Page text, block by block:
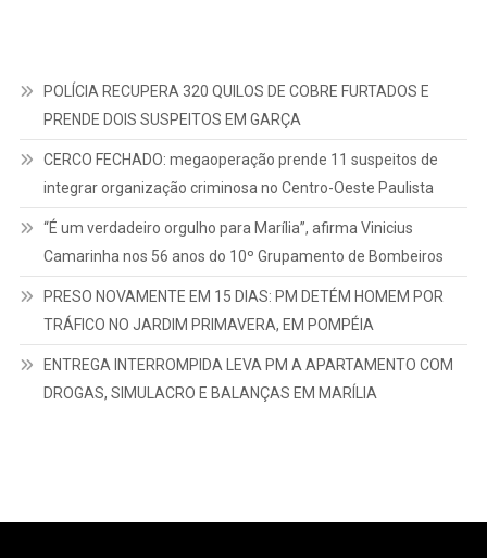
POLÍCIA RECUPERA 320 QUILOS DE COBRE FURTADOS E
PRENDE DOIS SUSPEITOS EM GARÇA
CERCO FECHADO: megaoperação prende 11 suspeitos de
integrar organização criminosa no Centro-Oeste Paulista
“É um verdadeiro orgulho para Marília”, afirma Vinicius
Camarinha nos 56 anos do 10º Grupamento de Bombeiros
PRESO NOVAMENTE EM 15 DIAS: PM DETÉM HOMEM POR
TRÁFICO NO JARDIM PRIMAVERA, EM POMPÉIA
ENTREGA INTERROMPIDA LEVA PM A APARTAMENTO COM
DROGAS, SIMULACRO E BALANÇAS EM MARÍLIA